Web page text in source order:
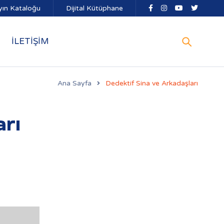
Kataloğu Dijital Kütüphane
İLETİŞİM
Ana Sayfa Dedektif Sina ve Arkadaşları